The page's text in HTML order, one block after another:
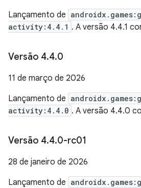
Lançamento de
activity:4.4.1 . A versão 4.4.1
Versão 4.4.0
11 de março de 2026
Lançamento de
activity:4.4.0 . A versão 4.4.0
Versão 4.4.0-rc01
28 de janeiro de 2026
Lançamento de